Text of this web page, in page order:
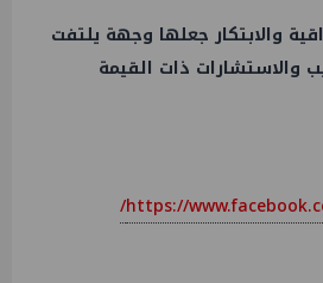
والابتكار جعلها وجهة يلتفت
والاستشارات ذات القيمة
https://